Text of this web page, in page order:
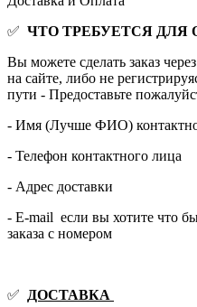
✅ ЧТО ТРЕБУЕТСЯ ДЛЯ
Вы можете сделать заказ
на сайте, либо не
пути - Предоставьте
- Имя (Лучше ФИО)
- Телефон контактного лица
- Адрес доставки
- E-mail если вы хотите что
заказа с номером
✅
ДОСТАВКА